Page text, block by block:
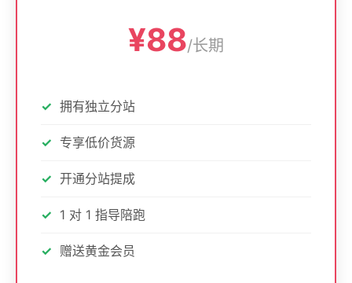
¥88/长期
拥有独立分站
专享低价货源
开通分站提成
1 对 1 指导陪跑
赠送黄金会员